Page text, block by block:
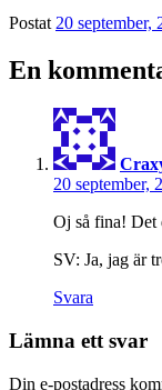
Postat 20 september,
En
20 september,
Oj så fina! Det
SV: Ja, jag är
Svara
Lämna ett svar
Din e-postadress